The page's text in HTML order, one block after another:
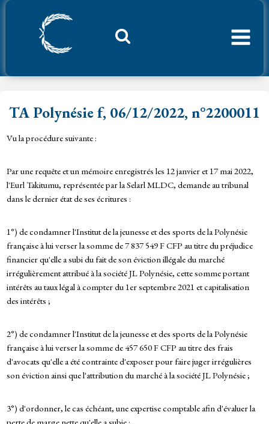
Aller
TA Polynésie f, 06/12/2022, n°2200011
Vu la procédure suivante :
Par une requête et un mémoire enregistrés les 12 janvier et 17 mai 2022,
l'Eurl Takitumu, représentée par la Selarl MLDC, demande au tribunal
dans le dernier état de ses écritures :
1°) de condamner l'Institut de la jeunesse et des sports de la Polynésie
française à lui verser la somme de 7 837 549 F CFP au titre du préjudice
financier qu'elle a subi du fait de son éviction illégale du marché
irrégulièrement attribué à la société JL Polynésie, cette somme portant
intérêts au taux légal à compter du 1er septembre 2021 et capitalisation
des intérêts ;
2°) de condamner l'Institut de la jeunesse et des sports de la Polynésie
française à lui verser la somme de 457 650 F CFP au titre des frais
d'avocats qu'elle a été contrainte d'exposer pour faire juger irrégulières
son éviction ainsi que l'attribution du marché à la société JL Polynésie ;
3°) d'ordonner, le cas échéant, une expertise comptable afin d'évaluer la